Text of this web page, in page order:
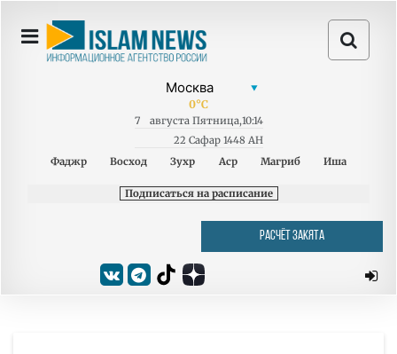
0°C
7 августа Пятница,10:14
22 Сафар 1448 AH
Фаджр
Восход Зухр Аср Магриб Иша
Подписаться на расписание
РАСЧЁТ ЗАКЯТА